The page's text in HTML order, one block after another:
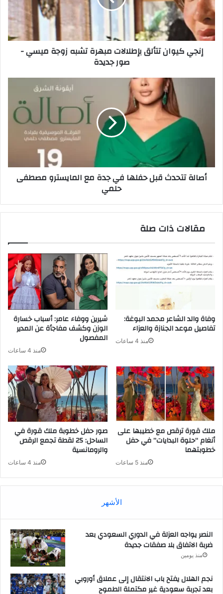
تشبه
زوجة
ميسي
-
إنجي كيوان تتألق بإطلالات مبهرة تشبه زوجة ميسي -
صور جديدة
المايسترو
مصطفى
حلميأصالة تتحدث قبل حفلها في جدة مع المايسترو مصطفى
حلمي
مقالات ذات صلة
شيرين ووفاء عامر: أسباب خسارة
الوزن وكشف مفاجأة عن المدير
المفصول
منذ 4 ساعات
وفاة والد الشاعر محمد البوغة:
تفاصيل موعد الجنازة والعزاء
منذ 4 ساعات
صور حفل خطوبة ملك قورة في
الساحل: 25 لقطة تجمع الرقص
والرومانسية
منذ 4 ساعات
ملك قورة ترقص مع خطيبها على
أنغام “حلوة البدايات” في حفل
خطوبتهما
منذ 5 ساعات
الأشهر
النصر يواجه العزلة في الدوري السعودي بعد
ضربة الاتفاق بلا صفقات جديدة
منذ يومين
نجم الهلال يفتح باب الانتقال إلى عملاق أوروبي
بعد تجربة سعودية غير مكتملة الطموح